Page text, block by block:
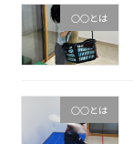
○○とは
○○とは